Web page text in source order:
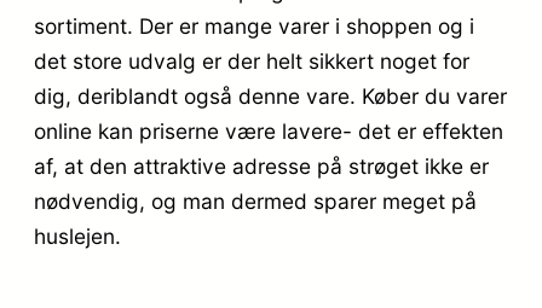
sortiment. Der er mange varer i shoppen og i
det store udvalg er der helt sikkert noget for
dig, deriblandt også denne vare. Køber du varer
online kan priserne være lavere- det er effekten
af, at den attraktive adresse på strøget ikke er
nødvendig, og man dermed sparer meget på
huslejen.